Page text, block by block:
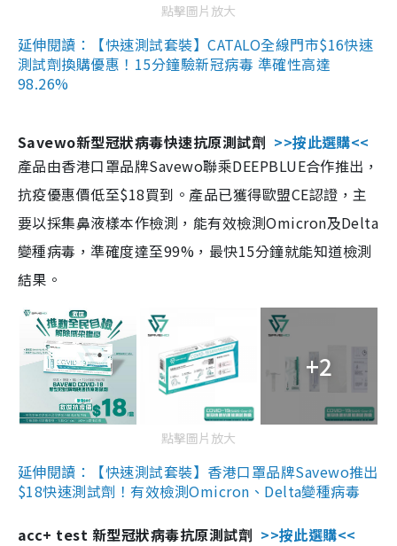
點擊圖片放大
延伸閱讀：【快速測試套裝】CATALO全線門市$16快速
測試劑換購優惠！15分鐘驗新冠病毒 準確性高達
98.26%
Savewo新型冠狀病毒快速抗原測試劑 >>按此選購<<
產品由香港口罩品牌Savewo聯乘DEEPBLUE合作推出，
抗疫優惠價低至$18買到。產品已獲得歐盟CE認證，主
要以採集鼻液樣本作檢測，能有效檢測Omicron及Delta
變種病毒，準確度達至99%，最快15分鐘就能知道檢測
結果。
+2
點擊圖片放大
延伸閱讀：【快速測試套裝】香港口罩品牌Savewo推出
$18快速測試劑！有效檢測Omicron、Delta變種病毒
acc+ test 新型冠狀病毒抗原測試劑 >>按此選購<<